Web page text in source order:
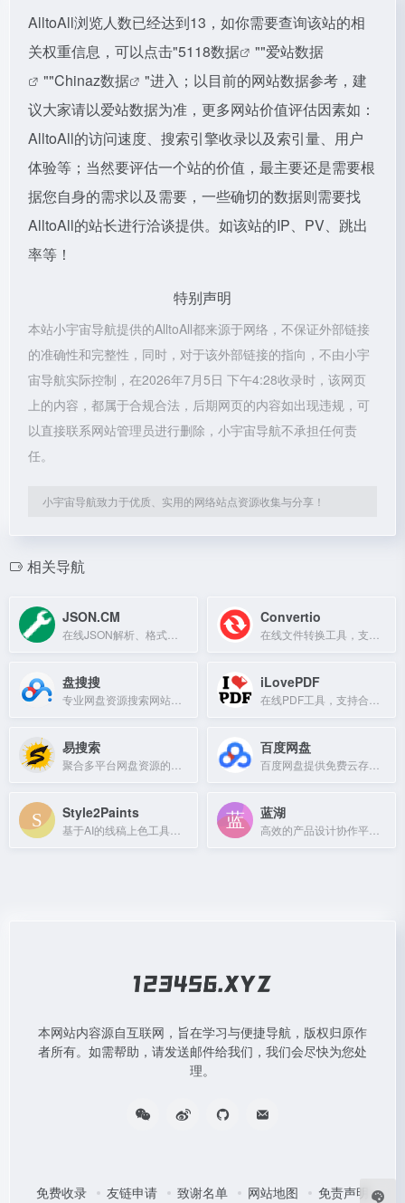
AlltoAll浏览人数已经达到13，如你需要查询该站的相
关权重信息，可以点击"5118数据 ""爱站数据
""Chinaz数据
"进入；以目前的网站数据参考，建
议大家请以爱站数据为准，更多网站价值评估因素如：
AlltoAll的访问速度、搜索引擎收录以及索引量、用户
体验等；当然要评估一个站的价值，最主要还是需要根
据您自身的需求以及需要，一些确切的数据则需要找
AlltoAll的站长进行洽谈提供。如该站的IP、PV、跳出
率等！
特别声明
本站小宇宙导航提供的AlltoAll都来源于网络，不保证外部链接
的准确性和完整性，同时，对于该外部链接的指向，不由小宇
宙导航实际控制，在2026年7月5日 下午4:28收录时，该网页
上的内容，都属于合规合法，后期网页的内容如出现违规，可
以直接联系网站管理员进行删除，小宇宙导航不承担任何责
任。
小宇宙导航致力于优质、实用的网络站点资源收集与分享！
相关导航
JSON.CM Convertio
盘搜搜 iLovePDF
易搜索 百度网盘
Style2Paints 蓝湖
本网站内容源自互联网，旨在学习与便捷导航，版权归原作
者所有。如需帮助，请发送邮件给我们，我们会尽快为您处
理。
免费收录 友链申请 致谢名单 网站地图
免责声明